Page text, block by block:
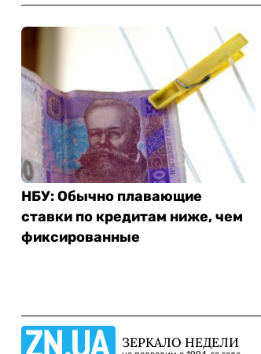
НБУ: Обычно плавающие
ставки по кредитам ниже, чем
фиксированные
ЗЕРКАЛО НЕДЕЛИ